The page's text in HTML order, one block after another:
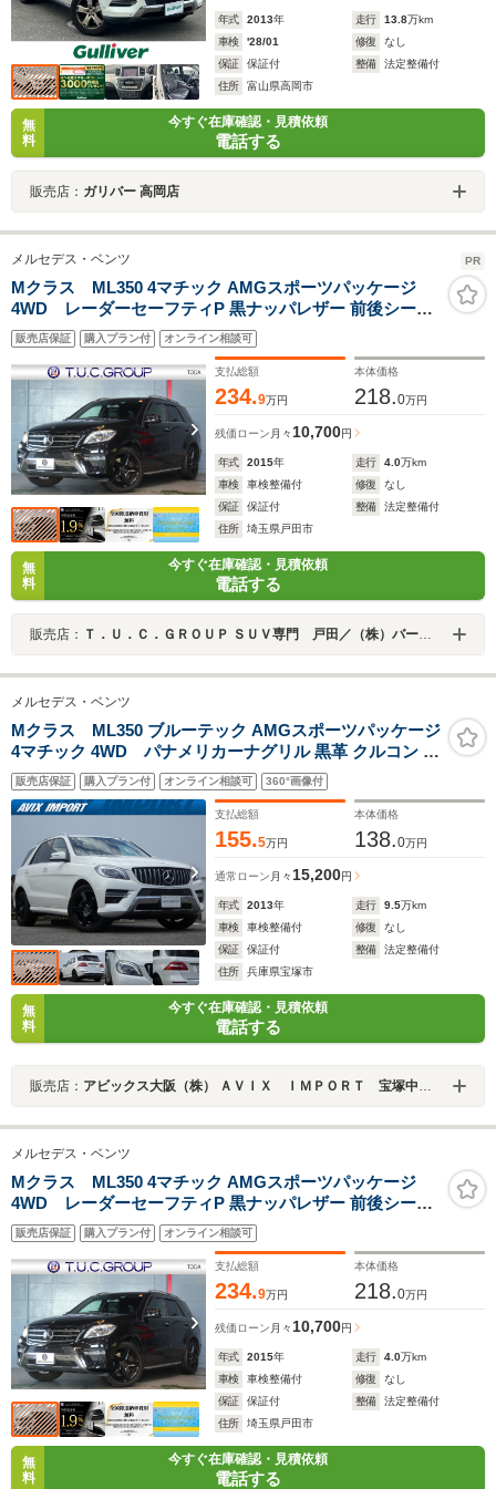
年式 2013年 走行 13.8万km
車検
'28/01 修復
なし
保証
保証付 整備
法定整備付
住所
富山県高岡市
無
料
今すぐ在庫確認・見積依頼
電話する
販売店： ガリバー 高岡店
メルセデス・ベンツ PR
Mクラス ML350 4マチック AMGスポーツパッケージ
4WD レーダーセーフティP 黒ナッパレザー 前後シート
ヒーター 7インチワイドナビ Bluetooth キーレスゴー 360
カメラ アクティブクルコン レーンキープ AMGエアロ
&20インチAW 2年保証
販売店保証 購入プラン付 オンライン相談可
支払総額
234.9万円
本体価格
218.0万円
残価ローン 月々10,700円
年式 2015年 走行 4.0万km
車検
車検整備付 修復
なし
保証
保証付 整備
法定整備付
住所
埼玉県戸田市
無
料
今すぐ在庫確認・見積依頼
電話する
販売店： Ｔ．Ｕ．Ｃ．ＧＲＯＵＰ ＳＵＶ専門 戸田／（株）バーディット
メルセデス・ベンツ
Mクラス ML350 ブルーテック AMGスポーツパッケージ
4マチック 4WD パナメリカーナグリル 黒革 クルコン 純
正HDDナビ 地デジハーマンカードン 360°カメラ 19AW
禁煙 正規D車 下取車
販売店保証 購入プラン付 オンライン相談可 360°画像付
支払総額
155.5万円
本体価格
138.0万円
通常ローン 月々 15,200円
年式 2013年 走行 9.5万km
車検
車検整備付 修復
なし
保証
保証付 整備
法定整備付
住所
兵庫県宝塚市
無
料
今すぐ在庫確認・見積依頼
電話する
販売店： アビックス大阪（株） ＡＶＩＸ ＩＭＰＯＲＴ 宝塚中山寺店
メルセデス・ベンツ
Mクラス ML350 4マチック AMGスポーツパッケージ
4WD レーダーセーフティP 黒ナッパレザー 前後シート
ヒーター 7インチワイドナビ Bluetooth キーレスゴー 360
カメラ アクティブクルコン レーンキープ AMGエアロ
&20インチAW 2年保証
販売店保証 購入プラン付 オンライン相談可
支払総額
234.9万円
本体価格
218.0万円
残価ローン 月々 10,700円
年式 2015年 走行 4.0万km
車検
車検整備付 修復
なし
保証
保証付 整備
法定整備付
住所
埼玉県戸田市
無
料
今すぐ在庫確認・見積依頼
電話する